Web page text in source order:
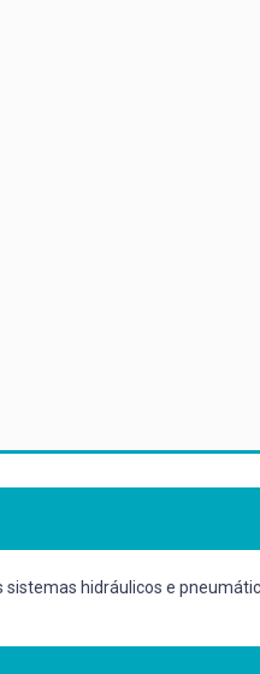
hidráulicos e